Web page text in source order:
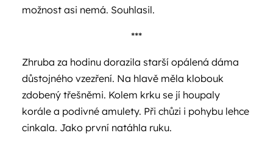
možnost asi nemá. Souhlasil.
***
Zhruba za hodinu dorazila starší opálená dáma
důstojného vzezření. Na hlavě měla klobouk
zdobený třešněmi. Kolem krku se jí houpaly
korále a podivné amulety. Při chůzi i pohybu lehce
cinkala. Jako první natáhla ruku.